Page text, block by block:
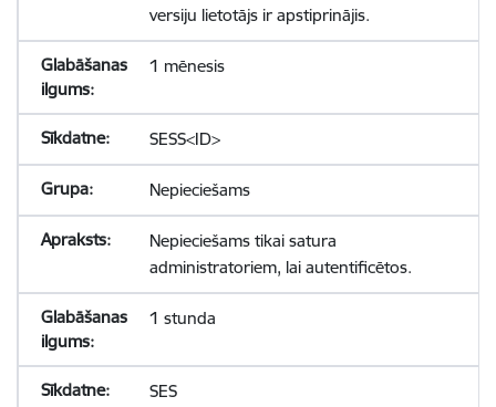
versiju lietotājs ir apstiprinājis.
1 mēnesis
SESS<ID>
Nepieciešams
Nepieciešams tikai satura
administratoriem, lai autentificētos.
1 stunda
SES